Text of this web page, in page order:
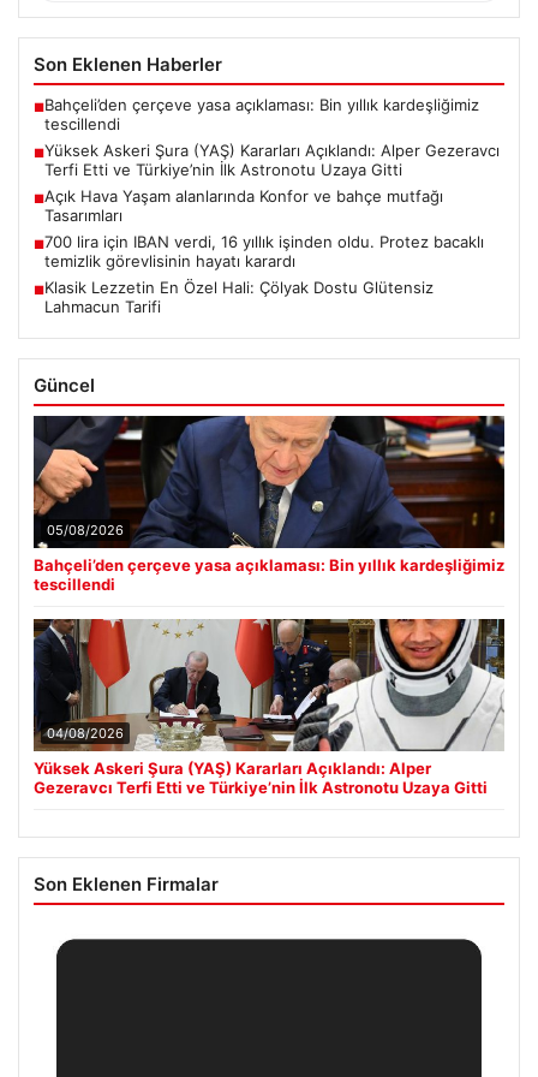
Son Eklenen Haberler
■Bahçeli’den çerçeve yasa açıklaması: Bin yıllık kardeşliğimiz
tescillendi
■Yüksek Askeri Şura (YAŞ) Kararları Açıklandı: Alper Gezeravcı
Terfi Etti ve Türkiye’nin İlk Astronotu Uzaya Gitti
■Açık Hava Yaşam alanlarında Konfor ve bahçe mutfağı
Tasarımları
■700 lira için IBAN verdi, 16 yıllık işinden oldu. Protez bacaklı
temizlik görevlisinin hayatı karardı
■Klasik Lezzetin En Özel Hali: Çölyak Dostu Glütensiz
Lahmacun Tarifi
Güncel
05/08/2026
Bahçeli’den çerçeve yasa açıklaması: Bin yıllık kardeşliğimiz
tescillendi
04/08/2026
Yüksek Askeri Şura (YAŞ) Kararları Açıklandı: Alper
Gezeravcı Terfi Etti ve Türkiye’nin İlk Astronotu Uzaya Gitti
Son Eklenen Firmalar